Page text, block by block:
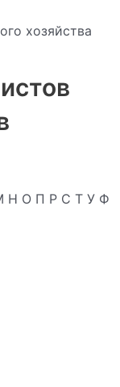
хозяйства
Н О П Р С Т У Ф